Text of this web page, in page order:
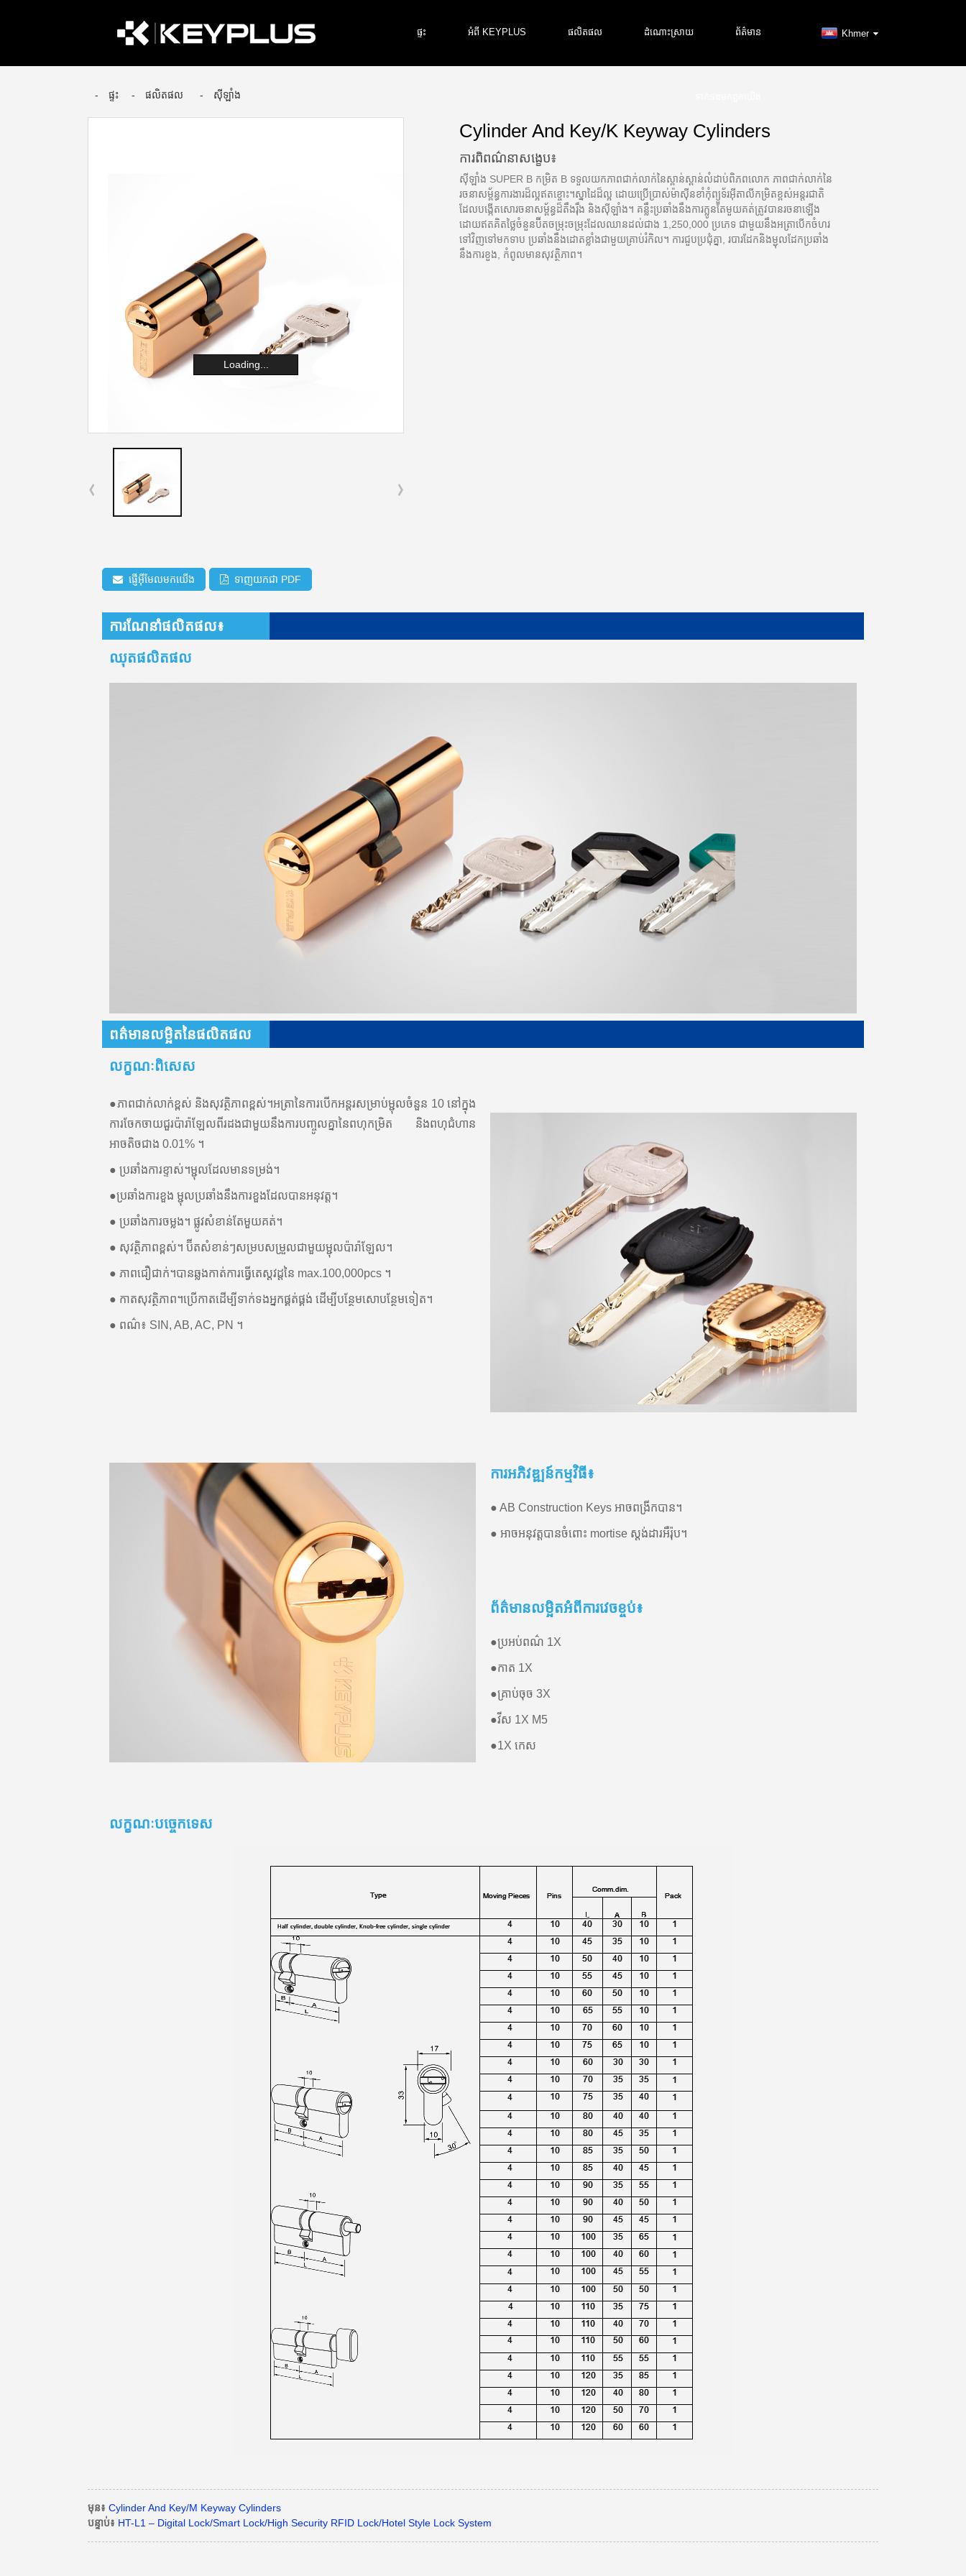
ផ្ទះ អំពី KEYPLUS ផលិតផល ដំណោះស្រាយ ព័ត៌មាន Khmer
ផ្ទះ ផលិតផល ស៊ីឡាំង
Loading...
Cylinder And Key/K Keyway Cylinders
ការពិពណ៌នាសង្ខេប៖
ស៊ីឡាំង SUPER B កម្រិត B ទទួលយកភាពជាក់លាក់នៃស្ពាន់ស្ពាន់លំដាប់ពិភពលោក ភាពជាក់លាក់នៃ
រចនាសម្ព័ន្ធការងារដ៏ល្អឥតខ្ចោះ។ស្នាដៃដ៏ល្អ ដោយប្រើប្រាស់ម៉ាស៊ីនខាំកុំព្យួទ័រអ៊ីតាលីកម្រិតខ្ពស់អន្តរជាតិ
ដែលបង្កើតសោរចនាសម្ព័ន្ធដ៏តឹងរ៉ឹង និងស៊ីឡាំង។ គន្លឹះប្រឆាំងនឹងការក្លូនតែមួយគត់ត្រូវបានរចនាឡើង
ដោយឥតគិតថ្លៃចំនួនប៊ីតចម្រុះចម្រុះដែលឈានដល់ជាង 1,250,000 ប្រភេទ ជាមួយនឹងអត្រាបើកចំហរ
ទៅវិញទៅមកទាប ប្រឆាំងនឹងដោតខ្លាំងជាមួយគ្រាប់រំកិល។ ការជួបប្រជុំគ្នា, របារដែកនិងម្ជុលដែកប្រឆាំង
នឹងការខួង, កំពូលមានសុវត្ថិភាព។
ផ្ញើអ៊ីមែលមកយើង ទាញយកជា PDF
ការណែនាំផលិតផល៖
ឈុតផលិតផល
ព​ត៌​មាន​លម្អិត​នៃ​ផលិតផល
លក្ខណៈពិសេស
●ភាពជាក់លាក់ខ្ពស់ និងសុវត្ថិភាពខ្ពស់។អត្រានៃការបើកអន្តរសម្រាប់ម្ជុលចំនួន 10 នៅក្នុង
ការចែកចាយជួរប៉ារ៉ាឡែលពីរដងជាមួយនឹងការបញ្ចូលគ្នានៃពហុកម្រិត និងពហុជំហាន
អាចតិចជាង 0.01% ។
● ប្រឆាំងការខ្ទាស់។ម្ជុលដែលមានទម្រង់។
●ប្រឆាំងការខួង ម្ជុលប្រឆាំងនឹងការខួងដែលបានអនុវត្ត។
● ប្រឆាំងការចម្លង។ ផ្លូវសំខាន់តែមួយគត់។
● សុវត្ថិភាពខ្ពស់។ ប៊ីតសំខាន់ៗសម្របសម្រួលជាមួយម្ជុលប៉ារ៉ាឡែល។
● ភាពជឿជាក់។បានឆ្លងកាត់ការធ្វើតេស្តវដ្តនៃ max.100,000pcs ។
● កាតសុវត្ថិភាព។ប្រើកាតដើម្បីទាក់ទងអ្នកផ្គត់ផ្គង់ ដើម្បីបន្ថែមសោបន្ថែមទៀត។
● ពណ៌៖ SIN, AB, AC, PN ។
ការអភិវឌ្ឍន៍កម្មវិធី៖
● AB Construction Keys អាចពង្រីកបាន។
● អាចអនុវត្តបានចំពោះ mortise ស្តង់ដារអឺរ៉ុប។
ព័ត៌មានលម្អិតអំពីការវេចខ្ចប់៖
●ប្រអប់ពណ៌ 1X
●កាត 1X
●គ្រាប់ចុច 3X
●វីស 1X M5
●1X កេស
លក្ខណៈបច្ចេកទេស
មុន៖ Cylinder And Key/M Keyway Cylinders
បន្ទាប់៖ HT-L1 – Digital Lock/Smart Lock/High Security RFID Lock/Hotel Style Lock System